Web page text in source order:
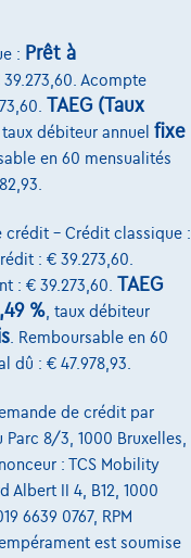
: Prêt à
Acompte
TAEG (Taux
, taux débiteur annuel fixe
en 60 mensualités
crédit – Crédit classique :
: € 39.273,60.
: € 39.273,60. TAEG
% , taux débiteur
. Remboursable en 60
dû : € 47.978,93.
de crédit par
8/3, 1000 Bruxelles,
: TCS Mobility
Albert II 4, B12, 1000
6639 0767, RPM
est soumise